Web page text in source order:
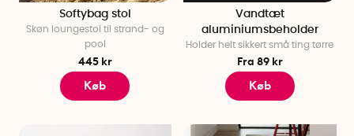
Softybag stol
Skøn loungestol til strand- og
pool
445 kr
Køb
Vandtæt
aluminiumsbeholder
Holder helt sikkert små ting tørre
Fra 89 kr
Køb